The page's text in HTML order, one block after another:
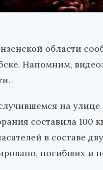
области
Напомним,
на
составила 100
в составе
погибших и